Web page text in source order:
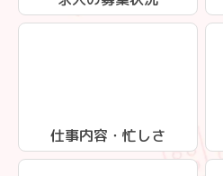
仕事内容・忙しさ